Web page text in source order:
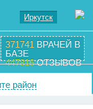
Иркутск
371741 ВРАЧЕЙ В
БАЗЕ
447816ОТЗЫВОВ
район